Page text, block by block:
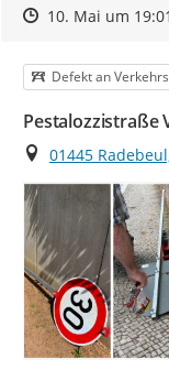
Zeitpunkt des
Zeitpunkt des
10. Mai um 19:01
Kategorie
Defekt an
Pestalozzistraße
Ort
01445